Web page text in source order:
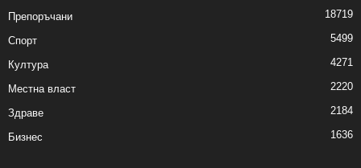
Препоръчани 18719
Спорт 5499
Култура 4271
Местна власт 2220
Здраве 2184
Бизнес 1636